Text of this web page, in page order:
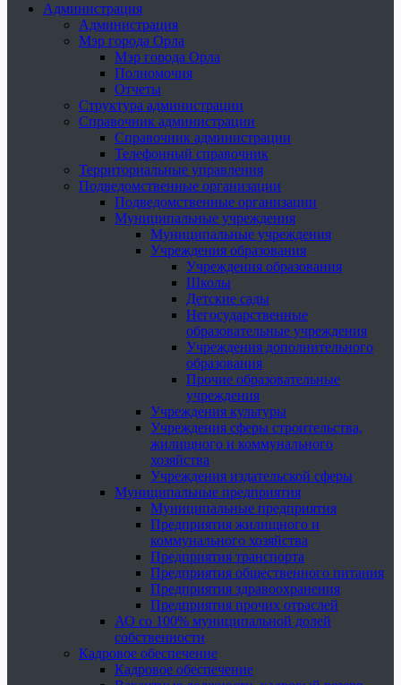
Администрация
Администрация
Мэр города Орла
Мэр города Орла
Полномочия
Отчеты
Структура администрации
Справочник администрации
Справочник администрации
Телефонный справочник
Территориальные управления
Подведомственные организации
Подведомственные организации
Муниципальные учреждения
Муниципальные учреждения
Учреждения образования
Учреждения образования
Школы
Детские сады
Негосударственные
образовательные учреждения
Учреждения дополнительного
образования
Прочие образовательные
учреждения
Учреждения культуры
Учреждения сферы строительства,
жилищного и коммунального
хозяйства
Учреждения издательской сферы
Муниципальные предприятия
Муниципальные предприятия
Предприятия жилищного и
коммунального хозяйства
Предприятия транспорта
Предприятия общественного питания
Предприятия здравоохранения
Предприятия прочих отраслей
АО со 100% муниципальной долей
собственности
Кадровое обеспечение
Кадровое обеспечение